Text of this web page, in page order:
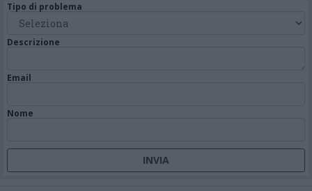
Tipo di problema
Descrizione
Email
Nome